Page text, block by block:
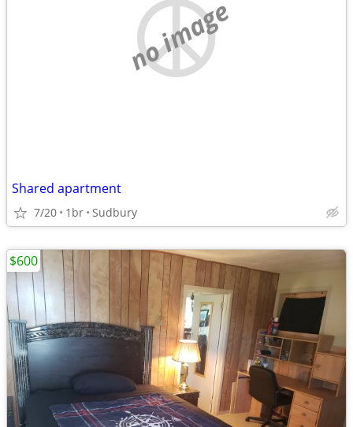
no image
Shared apartment
7/20 1br Sudbury
$600